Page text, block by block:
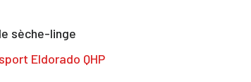
sèche-linge
Eldorado QHP